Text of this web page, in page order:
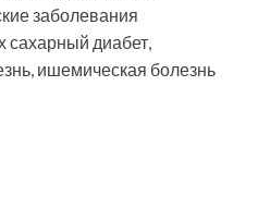
заболевания
сахарный диабет,
ишемическая болезнь